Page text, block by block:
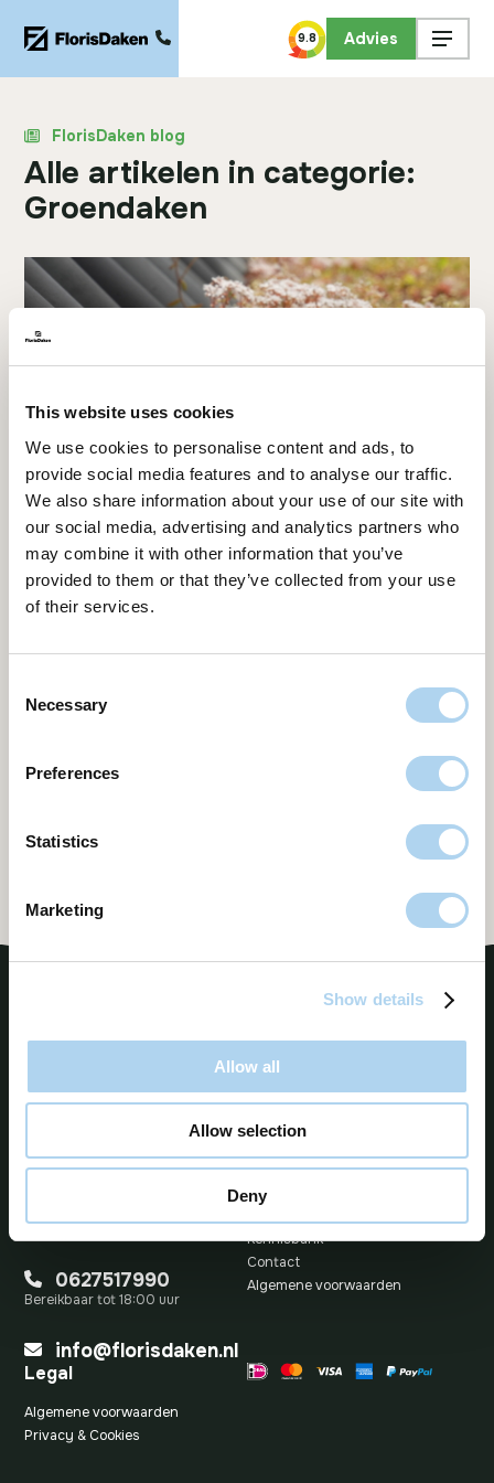
This website uses cookies
We use cookies to personalise content and ads, to
provide social media features and to analyse our traffic.
We also share information about your use of our site with
our social media, advertising and analytics partners who
may combine it with other information that you’ve
provided to them or that they’ve collected from your use
of their services.
Selection
Necessary
Preferences
Statistics
Marketing
Show details
Allow all
Allow selection
Deny
9.8 Advies
FlorisDaken blog
Alle artikelen in categorie:
Groendaken
Dakbedekking in combinatie met een
Geplaatst op 11 juli 2024 door FlorisDaken
De voordelen van het combineren van dakbedekking met
bedrijven ontdekken de voordelen van het aanleggen van
Verder lezen
Bekijk alle 39 beoordelingen op Klantenvertellen
0627517990
Bereikbaar tot 18:00 uur
info@florisdaken.nl
Uitgelichte links
Over FlorisDaken
Kennisbank
Contact
Algemene voorwaarden
Legal
Algemene voorwaarden
Privacy & Cookies